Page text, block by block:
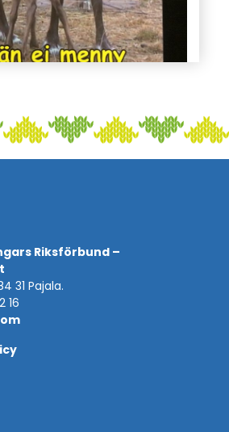
Riksförbund –
31 Pajala.
16